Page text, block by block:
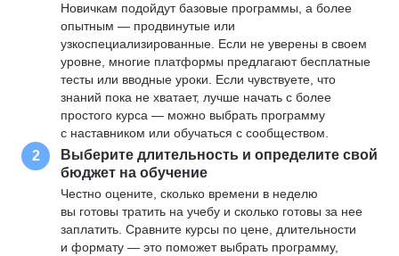
Новичкам подойдут базовые программы, а более
опытным — продвинутые или
узкоспециализированные. Если не уверены в своем
уровне, многие платформы предлагают бесплатные
тесты или вводные уроки. Если чувствуете, что
знаний пока не хватает, лучше начать с более
простого курса — можно выбрать программу
с наставником или обучаться с сообществом.
2
Выберите длительность и определите свой
бюджет на обучение
Честно оцените, сколько времени в неделю
вы готовы тратить на учебу и сколько готовы за нее
заплатить. Сравните курсы по цене, длительности
и формату — это поможет выбрать программу,